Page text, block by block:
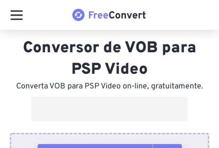
Conversor de VOB para
PSP Video
Converta VOB para PSP Video on-line, gratuitamente.